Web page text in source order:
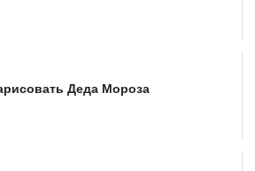
Деда Мороза